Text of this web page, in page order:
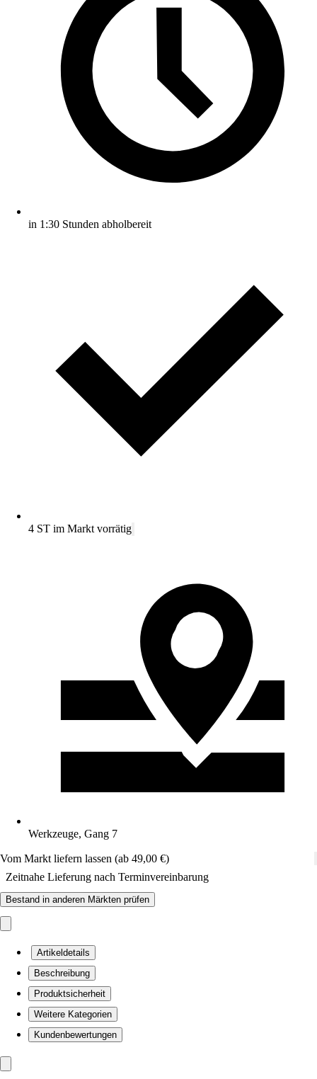
in 1:30 Stunden abholbereit
4 ST im Markt vorrätig
Werkzeuge, Gang 7
Vom Markt liefern lassen (ab 49,00 €)
Zeitnahe Lieferung nach Terminvereinbarung
Bestand in anderen Märkten prüfen
Artikeldetails
Beschreibung
Produktsicherheit
Weitere Kategorien
Kundenbewertungen